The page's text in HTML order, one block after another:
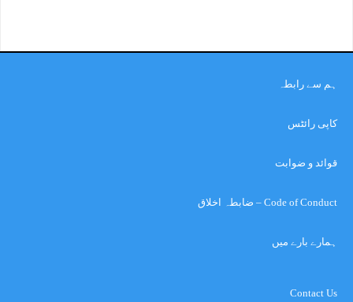
ہم سے رابطہ
کاپی رائٹس
قوائد و ضوابت
Code of Conduct – ضابطہ اخلاق
ہمارے بارے میں
Contact Us